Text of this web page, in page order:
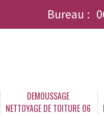
Bureau :
DEMOUSSAGE
NETTOYAGE DE TOITURE 06